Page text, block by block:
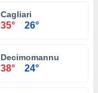
Cagliari
35° 26°
Decimomannu
38° 24°